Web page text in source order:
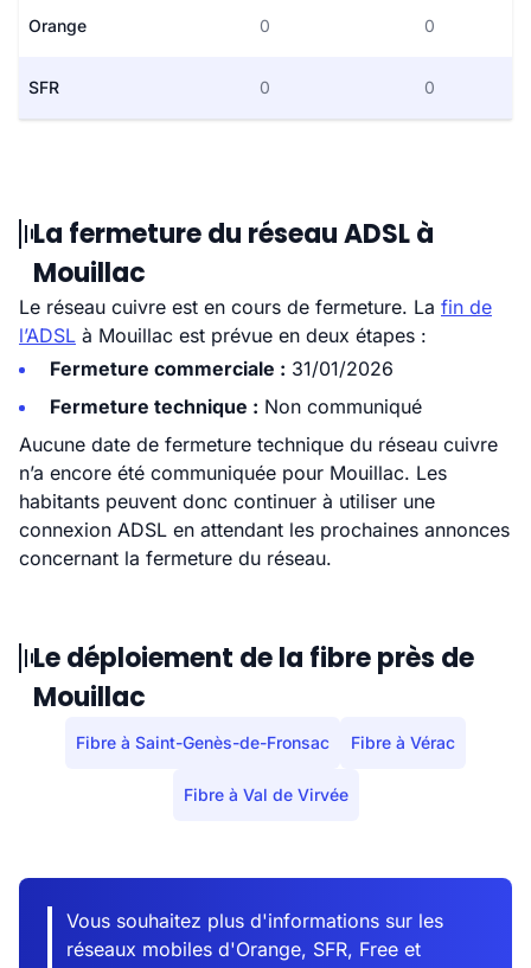
Orange 0 0
SFR 0 0
La fermeture du réseau ADSL à
Mouillac
Le réseau cuivre est en cours de fermeture. La fin de
l’ADSL à Mouillac est prévue en deux étapes :
Fermeture commerciale : 31/01/2026
Fermeture technique : Non communiqué
Aucune date de fermeture technique du réseau cuivre
n’a encore été communiquée pour Mouillac. Les
habitants peuvent donc continuer à utiliser une
connexion ADSL en attendant les prochaines annonces
concernant la fermeture du réseau.
Le déploiement de la fibre près de
Mouillac
Fibre à Saint-Genès-de-Fronsac Fibre à Vérac
Fibre à Val de Virvée
Vous souhaitez plus d'informations sur les
réseaux mobiles d'Orange, SFR, Free et